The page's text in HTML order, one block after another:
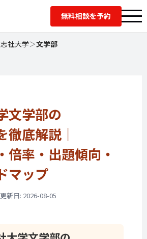
無料相談を予約
社大学＞文学部
文学部の
徹底解説｜
倍率・ 出題傾向・
マップ
新日: 2026-08-05